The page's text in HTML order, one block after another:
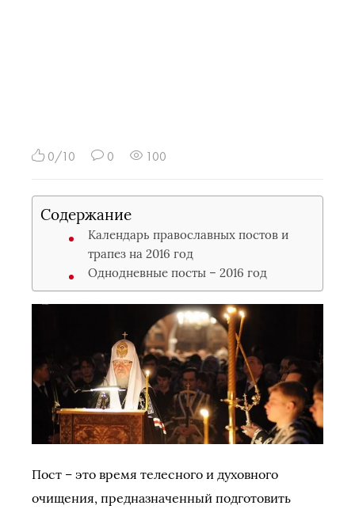
0/10 0 100
Содержание
Календарь православных постов и
трапез на 2016 год
Однодневные посты – 2016 год
Пост – это время телесного и духовного
очищения, предназначенный подготовить